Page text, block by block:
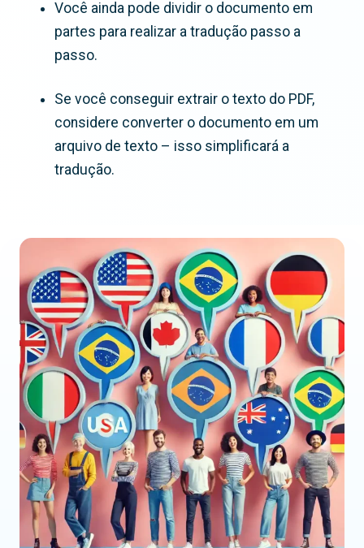
Você ainda pode dividir o documento em
partes para realizar a tradução passo a
passo.
Se você conseguir extrair o texto do PDF,
considere converter o documento em um
arquivo de texto – isso simplificará a
tradução.